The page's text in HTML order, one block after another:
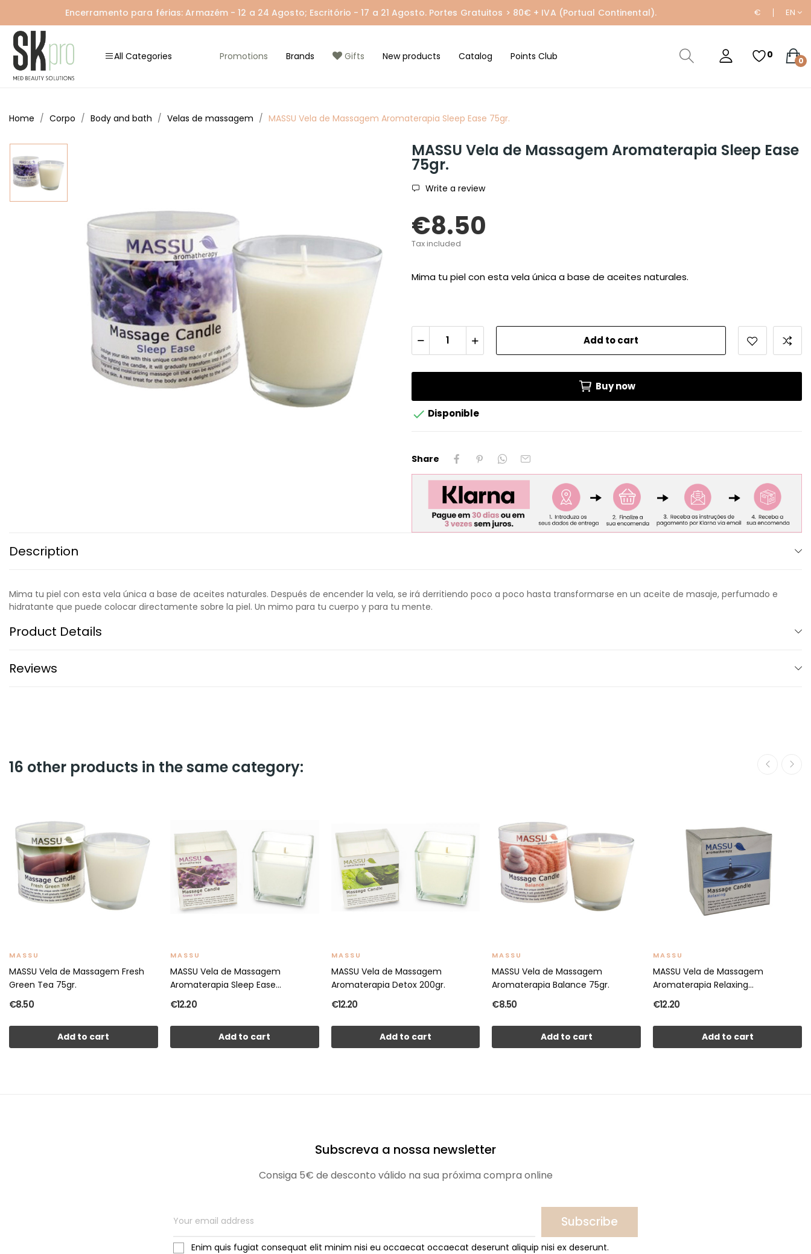
Encerramento para férias: Armazém - 12 a 24 Agosto; Escritório - 17 a 21 Agosto. Portes Gratuitos > 80€ + IVA (Portual Continental). € EN
All Categories Promotions Brands Gifts New products Catalog Points Club 0
0
Home Corpo Body and bath Velas de massagem MASSU Vela de Massagem Aromaterapia Sleep Ease 75gr.
MASSU Vela de Massagem Aromaterapia Sleep Ease
75gr.
Write a review
€8.50
Tax included
Mima tu piel con esta vela única a base de aceites naturales.
Add to cart
Buy now
 Disponible
Share
Description
Mima tu piel con esta vela única a base de aceites naturales. Después de encender la vela, se irá derritiendo poco a poco hasta transformarse en un aceite de masaje, perfumado e
hidratante que puede colocar directamente sobre la piel. Un mimo para tu cuerpo y para tu mente.
Product Details
Reviews
16 other products in the same category:
MASSU
MASSU Vela de Massagem Fresh
Green Tea 75gr.
€8.50
Add to cart
MASSU
MASSU Vela de Massagem
Aromaterapia Sleep Ease...
€12.20
Add to cart
MASSU
MASSU Vela de Massagem
Aromaterapia Detox 200gr.
€12.20
Add to cart
MASSU
MASSU Vela de Massagem
Aromaterapia Balance 75gr.
€8.50
Add to cart
MASSU
MASSU Vela de Massagem
Aromaterapia Relaxing...
€12.20
Add to cart
Subscreva a nossa newsletter
Consiga 5€ de desconto válido na sua próxima compra online
Subscribe
Enim quis fugiat consequat elit minim nisi eu occaecat occaecat deserunt aliquip nisi ex deserunt.